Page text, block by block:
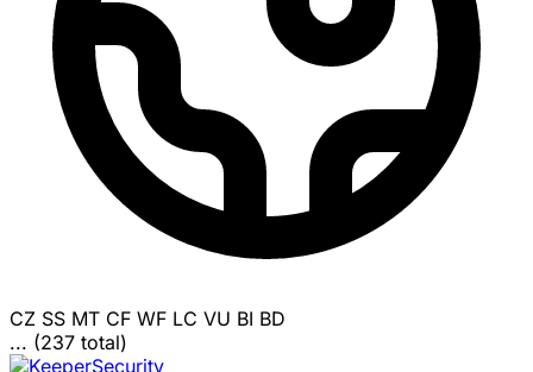
CZ SS MT CF WF LC VU BI BD
... (237 total)